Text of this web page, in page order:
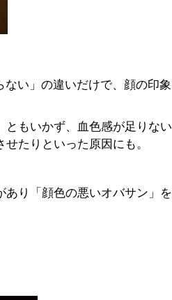
い」の違いだけで、顔の印象
ともいかず、血色感が足りない
たりといった原因にも。
あり「顔色の悪いオバサン」を